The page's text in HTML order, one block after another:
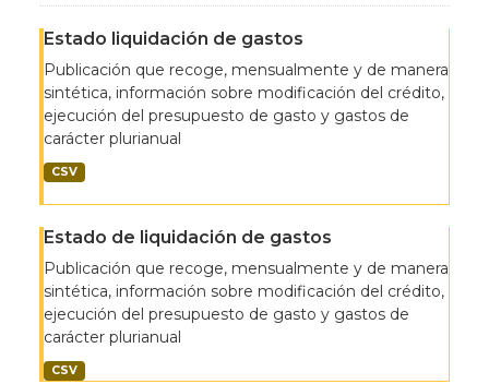
Estado liquidación de gastos
Publicación que recoge, mensualmente y de manera
sintética, información sobre modificación del crédito,
ejecución del presupuesto de gasto y gastos de
carácter plurianual
CSV
Estado de liquidación de gastos
Publicación que recoge, mensualmente y de manera
sintética, información sobre modificación del crédito,
ejecución del presupuesto de gasto y gastos de
carácter plurianual
CSV